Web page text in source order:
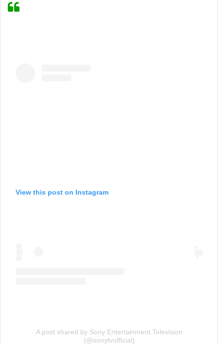
View this post on Instagram
A post shared by Sony Entertainment Television
(@sonytvofficial)